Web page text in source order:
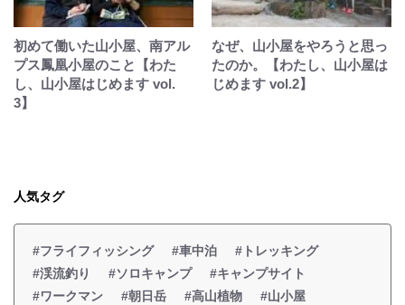
初めて働いた山小屋、南アル
プス鳳凰小屋のこと【わた
し、山小屋はじめます vol.
3】
なぜ、山小屋をやろうと思っ
たのか。【わたし、山小屋は
じめます vol.2】
人気タグ
#フライフィッシング #車中泊
#トレッキング
#渓流釣り
#ソロキャンプ
#キャンプサイト
#ワークマン
#朝日岳 #高山植物 #山小屋